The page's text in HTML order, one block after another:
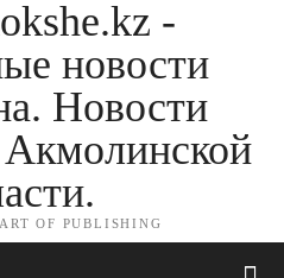
-
новости
Новости
OF PUBLISHING